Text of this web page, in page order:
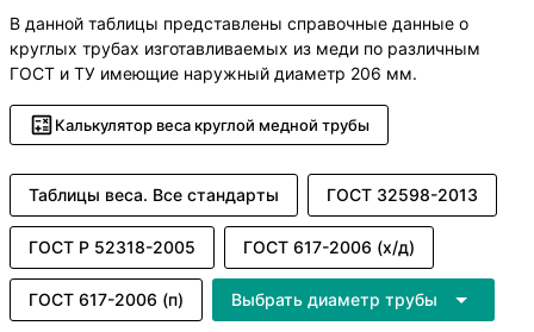
В данной таблицы представлены справочные данные о
круглых трубах изготавливаемых из меди по различным
ГОСТ и ТУ имеющие наружный диаметр 206 мм.
Калькулятор веса круглой медной трубы
Таблицы веса. Все стандарты ГОСТ 32598-2013
ГОСТ Р 52318-2005 ГОСТ 617-2006 (х/д)
ГОСТ 617-2006 (п) Выбрать диаметр трубы